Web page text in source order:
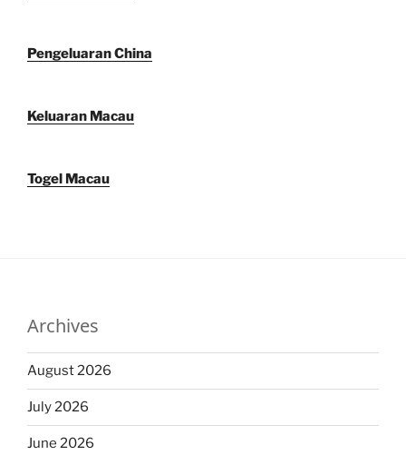
Pengeluaran China
Keluaran Macau
Togel Macau
Archives
August 2026
July 2026
June 2026